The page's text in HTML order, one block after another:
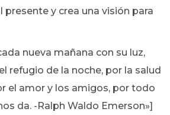
presente y crea una visión para
nueva mañana con su luz,
refugio de la noche, por la salud
el amor y los amigos, por todo
da. -Ralph Waldo Emerson»]